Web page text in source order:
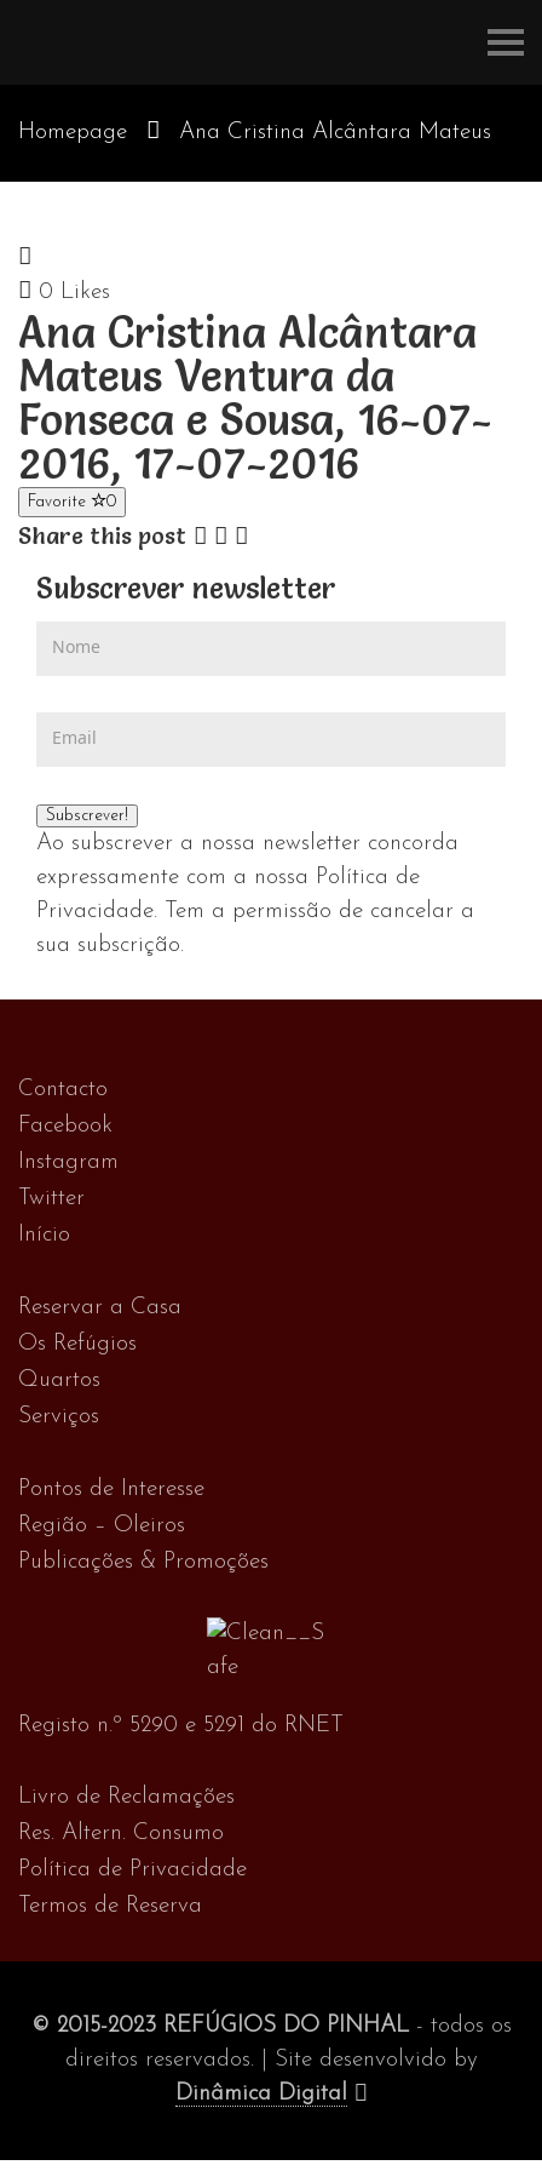
Homepage Ana Cristina Alcântara Mateus
2016
0 Likes
Ana Cristina Alcântara
Mateus Ventura da
Fonseca e Sousa, 16-07-
2016, 17-07-2016
Favorite 0
Share this post
Subscrever newsletter
Ao subscrever a nossa newsletter concorda
expressamente com a nossa Política de
Privacidade. Tem a permissão de cancelar a
sua subscrição.
Contacto
Facebook
Instagram
Twitter
Início
Reservar a Casa
Os Refúgios
Quartos
Serviços
Pontos de Interesse
Região – Oleiros
Publicações & Promoções
Registo n.º 5290 e 5291 do RNET
Livro de Reclamações
Res. Altern. Consumo
Política de Privacidade
Termos de Reserva
© 2015-2023 REFÚGIOS DO PINHAL- todos os
direitos reservados. | Site desenvolvido by
Dinâmica Digital